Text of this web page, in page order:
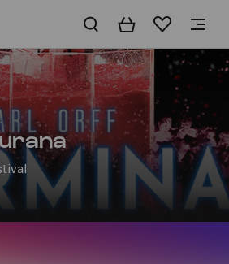
BasketWishlist